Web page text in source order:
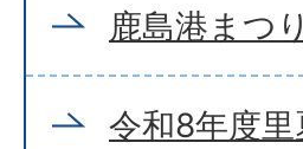
鹿島港まつり
令和8年度里